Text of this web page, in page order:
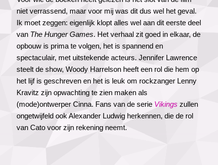
niet verrassend, maar voor mij was dit dus wel het geval.
Ik moet zeggen: eigenlijk klopt alles wel aan dit eerste deel
van The Hunger Games. Het verhaal zit goed in elkaar, de
opbouw is prima te volgen, het is spannend en
spectaculair, met uitstekende acteurs. Jennifer Lawrence
steelt de show, Woody Harrelson heeft een rol die hem op
het lijf is geschreven en het is leuk om rockzanger Lenny
Kravitz zijn opwachting te zien maken als
(mode)ontwerper Cinna. Fans van de serie Vikings zullen
ongetwijfeld ook Alexander Ludwig herkennen, die de rol
van Cato voor zijn rekening neemt.